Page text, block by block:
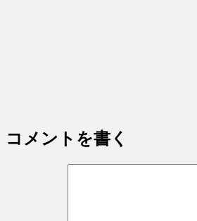
コメントを書く